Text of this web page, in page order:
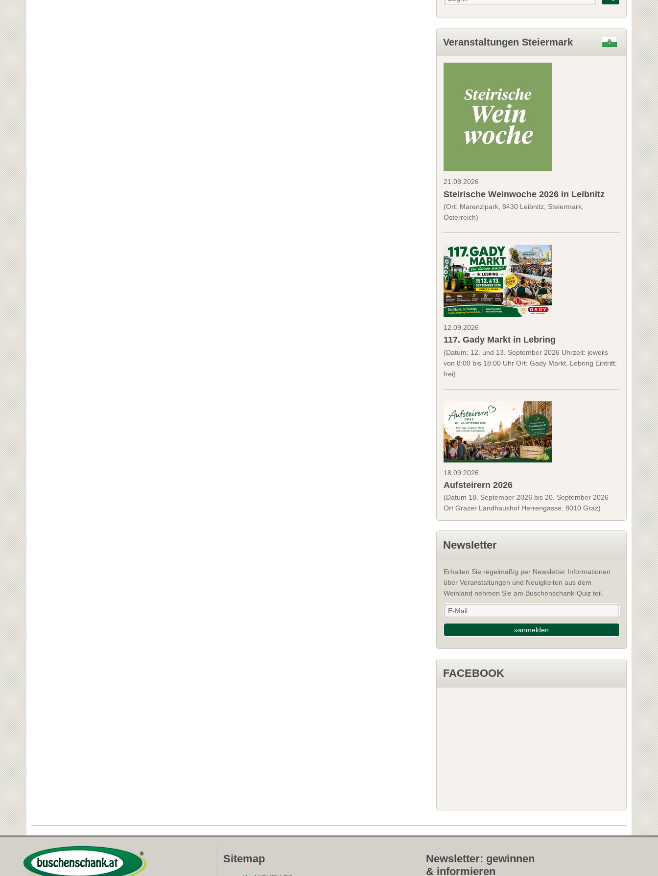
Veranstaltungen Steiermark
21.08.2026
Steirische Weinwoche 2026 in Leibnitz
(Ort: Marenzipark, 8430 Leibnitz, Steiermark,
Österreich)
12.09.2026
117. Gady Markt in Lebring
(Datum: 12. und 13. September 2026 Uhrzeit: jeweils
von 8:00 bis 18:00 Uhr Ort: Gady Markt, Lebring Eintritt:
frei)
18.09.2026
Aufsteirern 2026
(Datum 18. September 2026 bis 20. September 2026
Ort Grazer Landhaushof Herrengasse, 8010 Graz)
Newsletter
Erhalten Sie regelmäßig per Newsletter Informationen
über Veranstaltungen und Neuigkeiten aus dem
Weinland nehmen Sie am Buschenschank-Quiz teil.
»anmelden
FACEBOOK
Sitemap
Newsletter: gewinnen
& informieren